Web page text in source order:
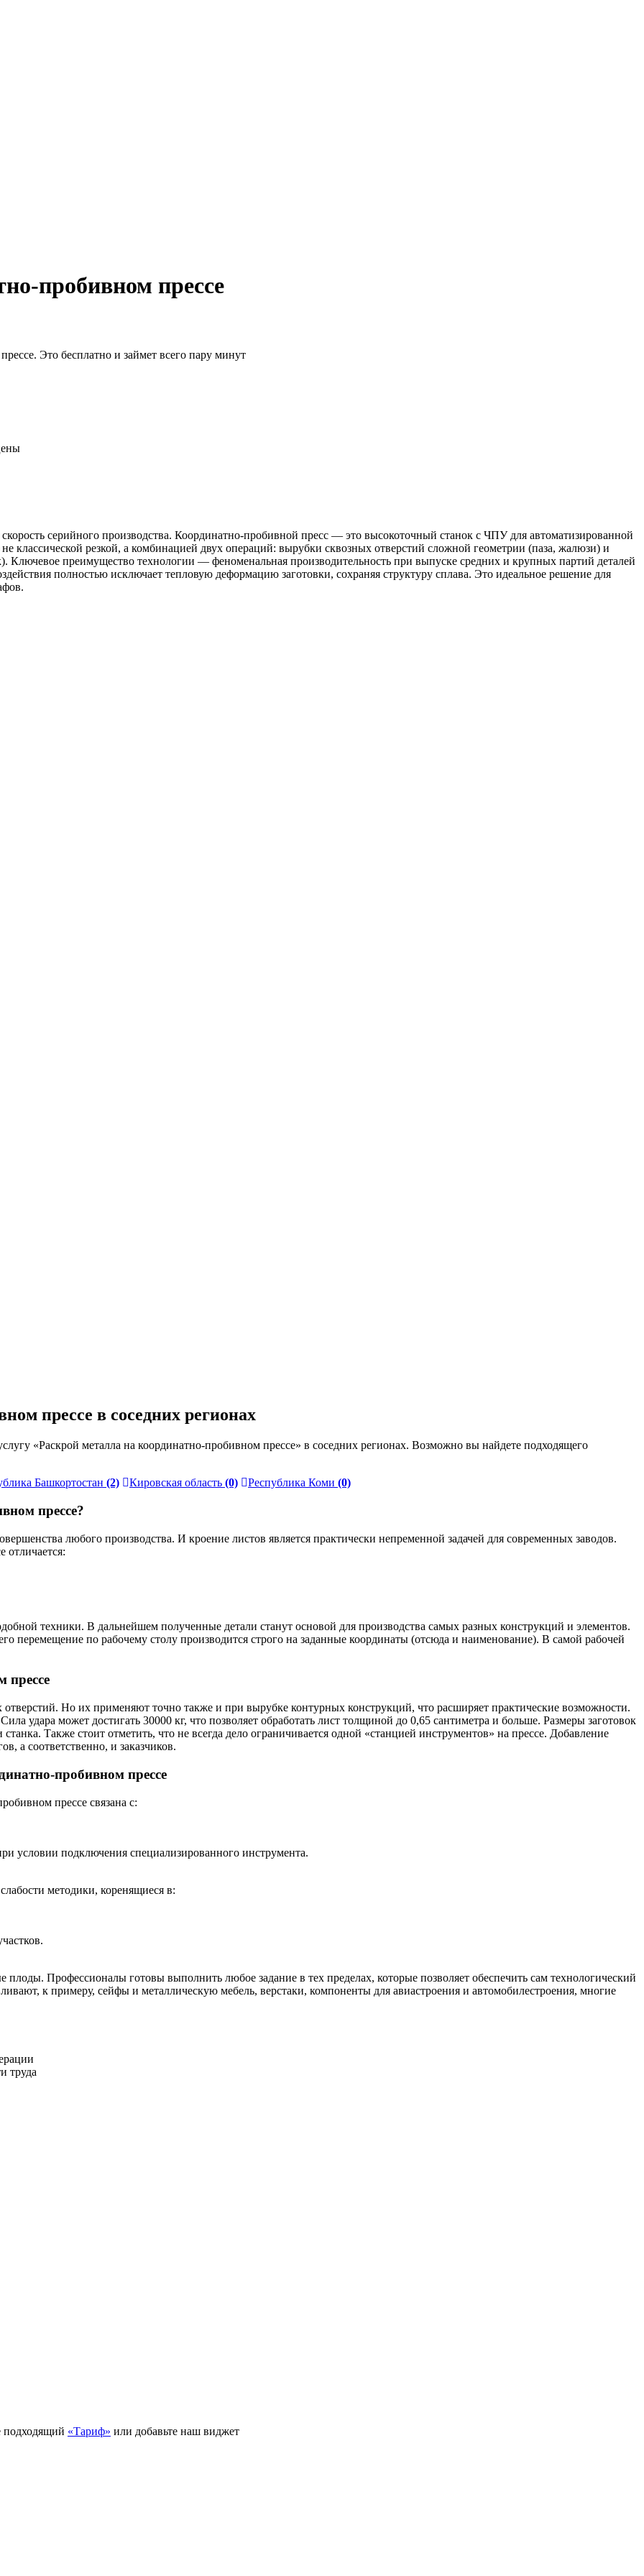
пробивном прессе
Это бесплатно и займет всего пару минут
серийного производства. Координатно-пробивной пресс — это высокоточный станок с ЧПУ для автоматизированной
не классической резкой, а комбинацией двух операций: вырубки сквозных отверстий сложной геометрии (паза, жалюзи) и
преимущество технологии — феноменальная производительность при выпуске средних и крупных партий деталей
полностью исключает тепловую деформацию заготовки, сохраняя структуру сплава. Это идеальное решение для
прессе в соседних регионах
«Раскрой металла на координатно-пробивном прессе» в соседних регионах. Возможно вы найдете подходящего
Башкортостан (2) Кировская область (0) Республика Коми (0)
прессе?
любого производства. И кроение листов является практически непременной задачей для современных заводов.
отличается:
техники. В дальнейшем полученные детали станут основой для производства самых разных конструкций и элементов.
перемещение по рабочему столу производится строго на заданные координаты (отсюда и наименование). В самой рабочей
прессе
Но их применяют точно также и при вырубке контурных конструкций, что расширяет практические возможности.
удара может достигать 30000 кг, что позволяет обработать лист толщиной до 0,65 сантиметра и больше. Размеры заготовок
Также стоит отметить, что не всегда дело ограничивается одной «станцией инструментов» на прессе. Добавление
а соответственно, и заказчиков.
пробивном прессе
прессе связана с:
условии подключения специализированного инструмента.
методики, коренящиеся в:
Профессионалы готовы выполнить любое задание в тех пределах, которые позволяет обеспечить сам технологический
к примеру, сейфы и металлическую мебель, верстаки, компоненты для авиастроения и автомобилестроения, многие
подходящий «Тариф» или добавьте наш виджет